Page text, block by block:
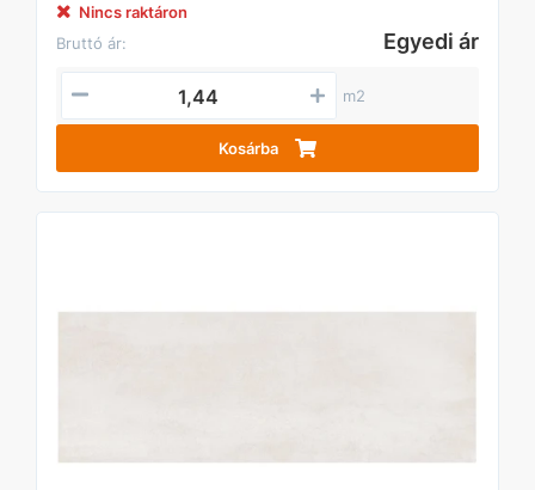
Nincs raktáron
Bruttó ár:
Egyedi ár
m2
Kosárba